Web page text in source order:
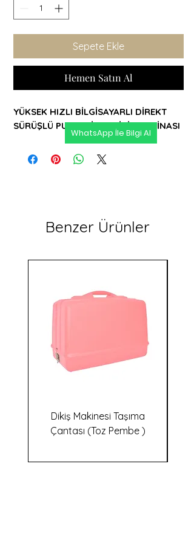
Sepete Ekle
Hemen Satın Al
YÜKSEK HIZLI BİLGİSAYARLI DİREKT
SÜRÜŞLÜ PUNTERİYET DİKİŞ MAKİNASI
WhatsApp İle Bilgi Al
Benzer Ürünler
Dikiş Makinesi Taşıma
Çantası (Toz Pembe )